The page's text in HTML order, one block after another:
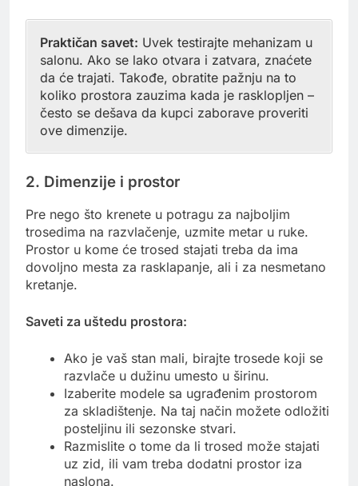
Praktičan savet: Uvek testirajte mehanizam u
salonu. Ako se lako otvara i zatvara, znaćete
da će trajati. Takođe, obratite pažnju na to
koliko prostora zauzima kada je rasklopljen –
često se dešava da kupci zaborave proveriti
ove dimenzije.
2. Dimenzije i prostor
Pre nego što krenete u potragu za najboljim
trosedima na razvlačenje, uzmite metar u ruke.
Prostor u kome će trosed stajati treba da ima
dovoljno mesta za rasklapanje, ali i za nesmetano
kretanje.
Saveti za uštedu prostora:
Ako je vaš stan mali, birajte trosede koji se
razvlače u dužinu umesto u širinu.
Izaberite modele sa ugrađenim prostorom
za skladištenje. Na taj način možete odložiti
posteljinu ili sezonske stvari.
Razmislite o tome da li trosed može stajati
uz zid, ili vam treba dodatni prostor iza
naslona.